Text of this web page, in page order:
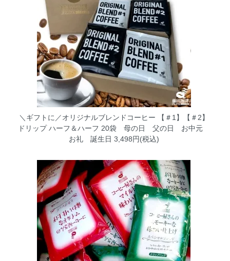
＼ギフトに／オリジナルブレンドコーヒー 【＃1】【＃2】
ドリップ ハーフ＆ハーフ 20袋 母の日 父の日 お中元
お礼 誕生日 3,498円(税込)